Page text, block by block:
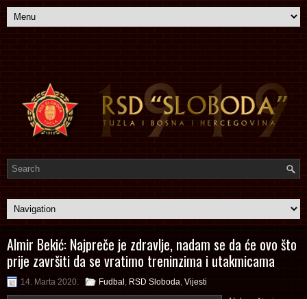
Almir Bekić: Najpreče je zdravlje, nadam se da će ovo što
prije završiti da se vratimo treninzima i utakmicama
14. Marta 2020. Fudbal RSD Sloboda Vijesti